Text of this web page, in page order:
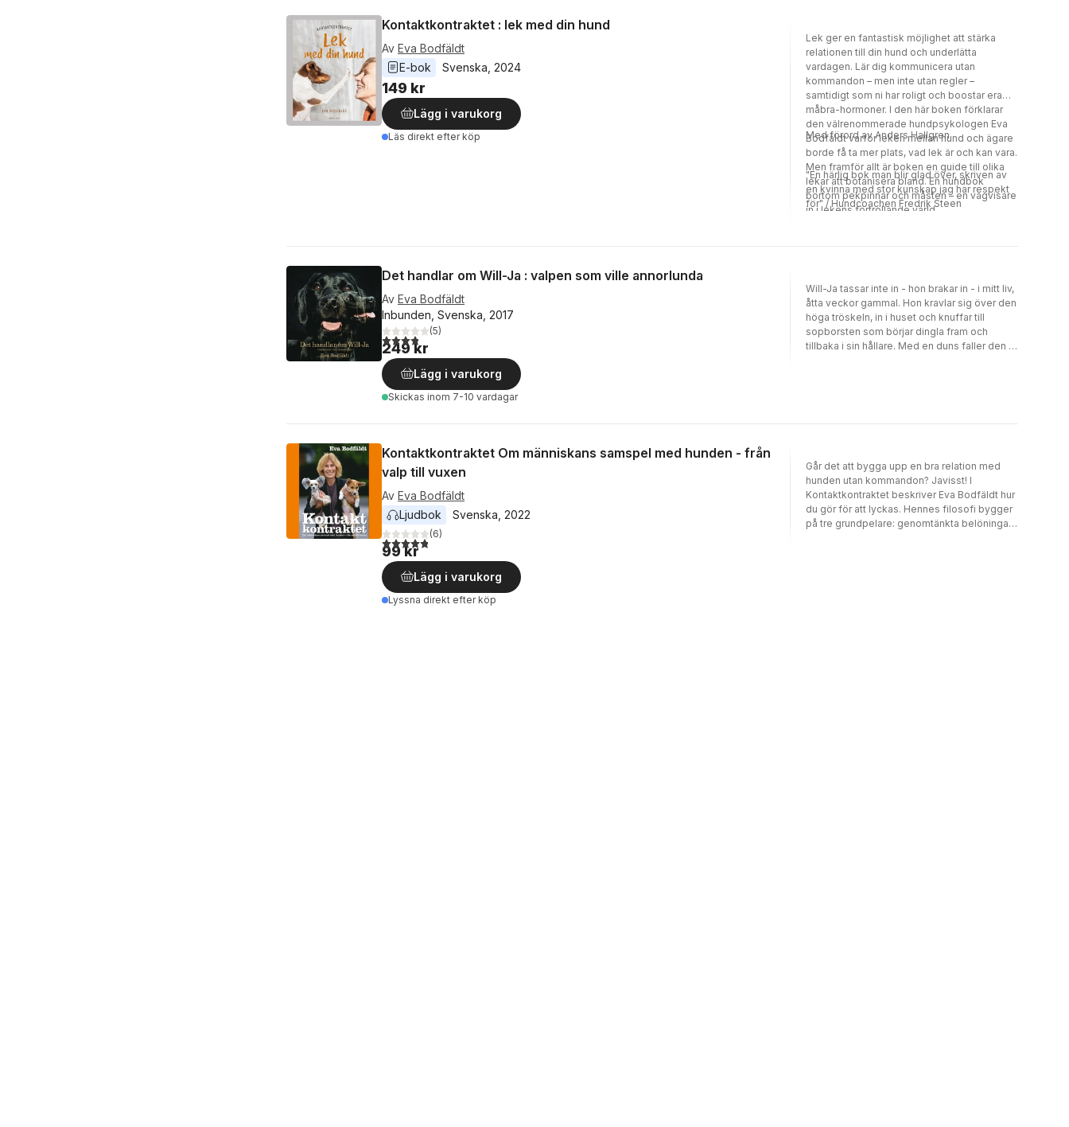
Kontaktkontraktet : lek med din hund
Av Eva Bodfäldt
E-bok
Svenska 2024
149 kr
Lägg i varukorg
Läs direkt efter köp
Lek ger en fantastisk möjlighet att stärka
relationen till din hund och underlätta
vardagen. Lär dig kommunicera utan
kommandon – men inte utan regler –
samtidigt som ni har roligt och boostar era
måbra-hormoner. I den här boken förklarar
den välrenommerade hundpsykologen Eva
Bodfäldt varför leken mellan hund och ägare
borde få ta mer plats, vad lek är och kan vara.
Men framför allt är boken en guide till olika
lekar att botanisera bland. En hundbok
bortom pekpinnar och måsten – en vägvisare
in i lekens förtrollande värld.
Med förord av Anders Hallgren.
"En härlig bok man blir glad över, skriven av
en kvinna med stor kunskap jag har respekt
för" / Hundcoachen Fredrik Steen
Det handlar om Will-Ja : valpen som ville annorlunda
Av Eva Bodfäldt
Inbunden, Svenska, 2017
3,8utav 5 stjärnor. Totalt antal röster:
(5)
249 kr
Lägg i varukorg
Skickas inom 7-10 vardagar
Will-Ja tassar inte in - hon brakar in - i mitt liv,
åtta veckor gammal. Hon kravlar sig över den
höga tröskeln, in i huset och knuffar till
sopborsten som börjar dingla fram och
tillbaka i sin hållare. Med en duns faller den i
historia. med sin starka personlighet har hon
yrt upp många känslor och bitvis skapat stor
relationsdramatik.
Kontaktkontraktet Om människans samspel med hunden - från
valp till vuxen
Av Eva Bodfäldt
Ljudbok
Svenska 2022
4,8utav 5 stjärnor. Totalt antal röster:
(6)
99 kr
Lägg i varukorg
Lyssna direkt efter köp
Går det att bygga upp en bra relation med
hunden utan kommandon? Javisst! I
Kontaktkontraktet beskriver Eva Bodfäldt hur
du gör för att lyckas. Hennes filosofi bygger
på tre grundpelare: genomtänkta belöningar,